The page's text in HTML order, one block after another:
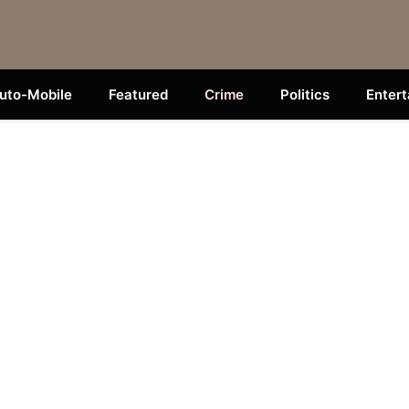
Mobile Featured Crime Politics